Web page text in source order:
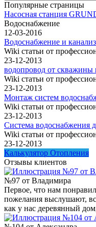
Популярные страницы
Насосная станция
Водоснабжение
12-03-2016
Водоснабжение и
Wiki статьи от
23-12-2013
водопровод от скважины
Wiki статьи от
23-12-2013
Монтаж систем
Wiki статьи от
23-12-2013
Система водоснабжения
Wiki статьи от
23-12-2013
Калькулятор Отопления
Отзывы клиентов
№97 от Владимира
Первое, что нам
пожелания выслушают,
как у нас деревянный